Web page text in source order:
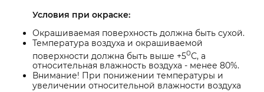
Условия при окраске:
Окрашиваемая поверхность должна быть сухой.
Температура воздуха и окрашиваемой
поверхности должна быть выше +50С, а
относительная влажность воздуха - менее 80%.
Внимание! При понижении температуры и
увеличении относительной влажности воздуха